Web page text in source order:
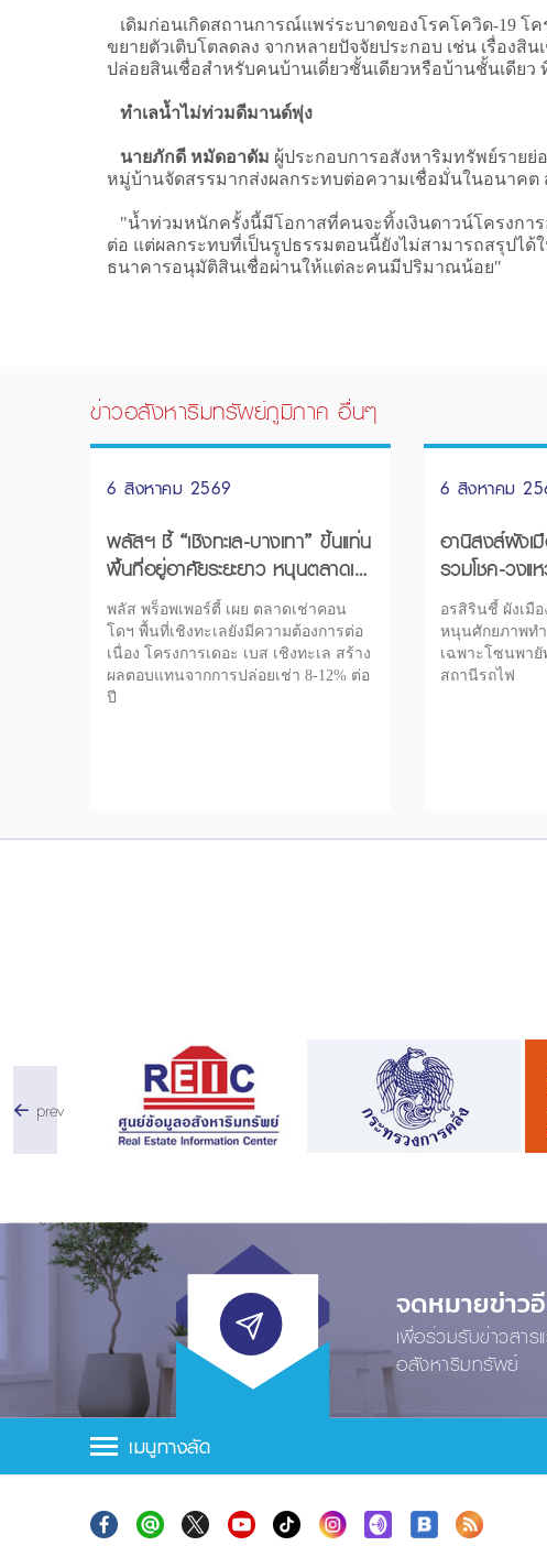
เดิมก่อนเกิดสถานการณ์แพร่ระบาดของโรคโควิด-19 โค
ขยายตัวเติบโตลดลง จากหลายปัจจัยประกอบ เช่น เรื่อง
ปล่อยสินเชื่อสำหรับคนบ้านเดี่ยวชั้นเดียวหรือบ้านชั้นเดีย
ทำเลน้ำไม่ท่วมดีมานด์พุ่ง
นายภักดี หมัดอาดัม ผู้ประกอบการอสังหาริมทรัพย์รายย่
หมู่บ้านจัดสรรมากส่งผลกระทบต่อความเชื่อมั่นในอนาคต
"น้ำท่วมหนักครั้งนี้มีโอกาสที่คนจะทิ้งเงินดาวน์โครงกา
ต่อ แต่ผลกระทบที่เป็นรูปธรรมตอนนี้ยังไม่สามารถสรุปได้
ธนาคารอนุมัติสินเชื่อผ่านให้แต่ละคนมีปริมาณน้อย"
ข่าวอสังหาริมทรัพย์ภูมิภาค อื่นๆ
6 สิงหาคม 2569
พลัสฯ ชี้ “เชิงทะเล-บางเทา” ขึ้นแท่น
พื้นที่อยู่อาศัยระยะยาว หนุนตลาดเช่า
ขยายตัวแรง
พลัส พร็อพเพอร์ตี้ เผย ตลาดเช่าคอน
โดฯ พื้นที่เชิงทะเลยังมีความต้องการต่อ
เนื่อง โครงการเดอะ เบส เชิงทะเล สร้าง
ผลตอบแทนจากการปล่อยเช่า 8-12% ต่อ
ปี
6 สิงหาคม
อานิสงส์ผังเ
รวมโชค-วง
ศูนย์กลางเศร
อรสิรินชี้ ผังเมื
หนุนศักยภาพทำ
เฉพาะโซนพา
สถานีรถไฟ
prev
จดหมายข่าว
เพื่อร่วมรับข่าวสาร
อสังหาริมทรัพย์
เมนูทางลัด